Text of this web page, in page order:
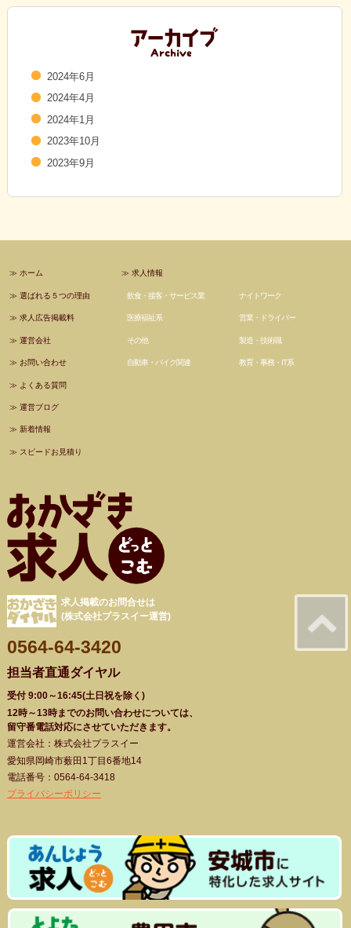
2024年6月
2024年4月
2024年1月
2023年10月
2023年9月
≫ ホーム
≫ 選ばれる５つの理由
≫ 求人広告掲載料
≫ 運営会社
≫ お問い合わせ
≫ よくある質問
≫ 運営ブログ
≫ 新着情報
≫ スピードお見積り
≫求人情報
飲食・接客・サービス業
医療福祉系
その他
自動車・バイク関連
ナイトワーク
営業・ドライバー
製造・技術職
教育・事務・IT系
求人掲載のお問合せは
(株式会社プラスイー運営)
0564-64-3420
担当者直通ダイヤル
受付 9:00～16:45(土日祝を除く)
12時～13時までのお問い合わせについては、
留守番電話対応にさせていただきます。
運営会社：株式会社プラスイー
愛知県岡崎市薮田1丁目6番地14
電話番号：0564-64-3418
プライバシーポリシー